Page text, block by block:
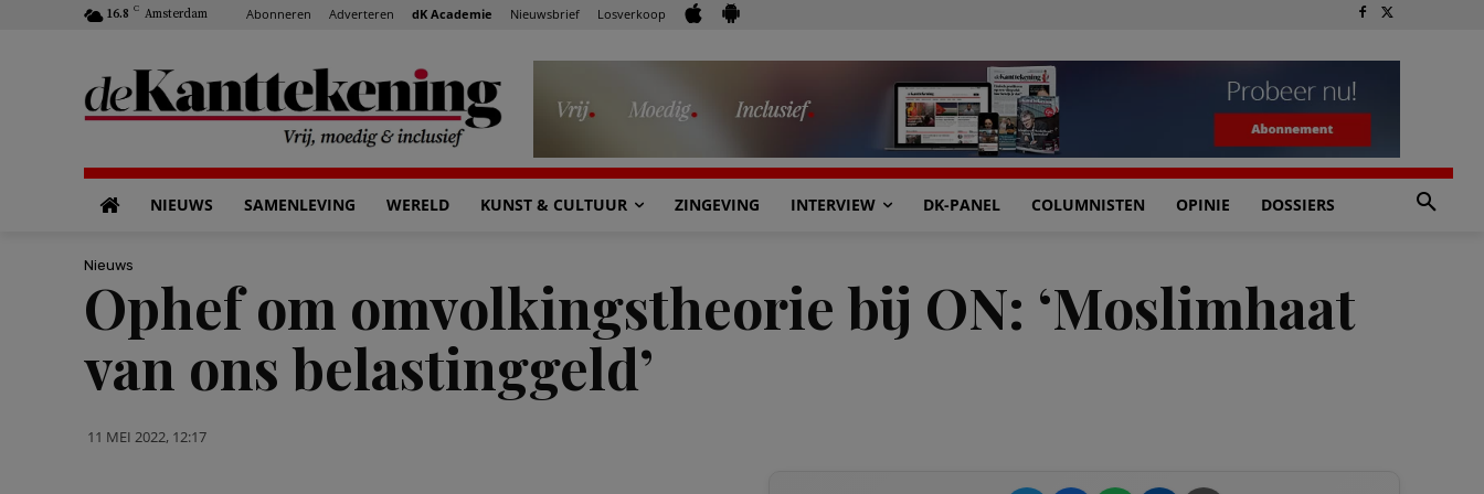
16.8 C Amsterdam Abonneren Adverteren dK Academie Nieuwsbrief Losverkoop
NIEUWS SAMENLEVING WERELD KUNST & CULTUUR ZINGEVING INTERVIEW DK-PANEL COLUMNISTEN OPINIE DOSSIERS
Nieuws
Ophef om omvolkingstheorie bij ON: ‘Moslimhaat
van ons belastinggeld’
11 MEI 2022, 12:17